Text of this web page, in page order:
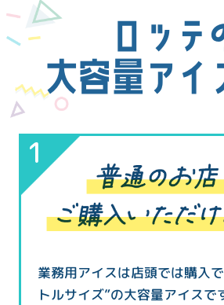
ロッテ
大容量アイ
業務用アイスは店頭では購入
トルサイズ”の大容量アイスで